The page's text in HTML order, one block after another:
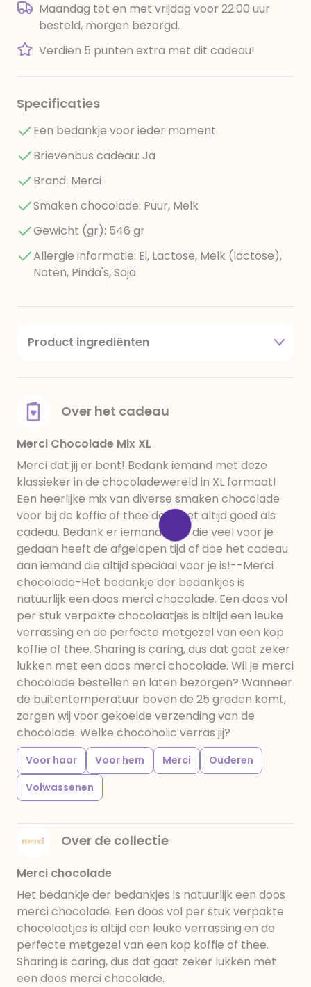
Maandag tot en met vrijdag voor 22:00 uur
besteld, morgen bezorgd.
Verdien 5 punten extra met dit cadeau!
Specificaties
Een bedankje voor ieder moment.
Brievenbus cadeau: Ja
Brand: Merci
Smaken chocolade: Puur, Melk
Gewicht (gr): 546 gr
Allergie informatie: Ei, Lactose, Melk (lactose),
Noten, Pinda's, Soja
Product ingrediënten
plantaardige vetten (palm, shea), hazelnoten
mageremelkpoeder, melksuiker, karnemelkpoeder,
botervet, magere cacao, dextrose, emulgator:
lecithinen (soja), fructose, koffie, glucosestroop,
invertsuikerstroop, aroma’s, zout. Alle soorten
kunnen ook bestanddelen van hazelnoot, amandel,
aardnoot/pinda, andere noten en ei bevatten.
Over het cadeau
Merci Chocolade Mix XL
Merci dat jij er bent! Bedank iemand met deze
klassieker in de chocoladewereld in XL formaat!
Een heerlijke mix van diverse smaken chocolade
voor bij de koffie of thee doet het altijd goed als
cadeau. Bedank er iemand mee die veel voor je
gedaan heeft de afgelopen tijd of doe het cadeau
aan iemand die altijd speciaal voor je is!--Merci
chocolade-Het bedankje der bedankjes is
natuurlijk een doos merci chocolade. Een doos vol
per stuk verpakte chocolaatjes is altijd een leuke
verrassing en de perfecte metgezel van een kop
koffie of thee. Sharing is caring, dus dat gaat zeker
lukken met een doos merci chocolade. Wil je merci
chocolade bestellen en laten bezorgen? Wanneer
de buitentemperatuur boven de 25 graden komt,
zorgen wij voor gekoelde verzending van de
chocolade. Welke chocoholic verras jij?
Voor haar Voor hem Merci
Ouderen
Volwassenen
Over de collectie
Merci chocolade
Het bedankje der bedankjes is natuurlijk een doos
merci chocolade. Een doos vol per stuk verpakte
chocolaatjes is altijd een leuke verrassing en de
perfecte metgezel van een kop koffie of thee.
Sharing is caring, dus dat gaat zeker lukken met
een doos merci chocolade.